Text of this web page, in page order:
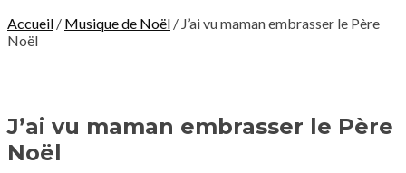
Accueil / Musique de Noël / J’ai vu maman embrasser le Père
Noël
J’ai vu maman embrasser le Père
Noël